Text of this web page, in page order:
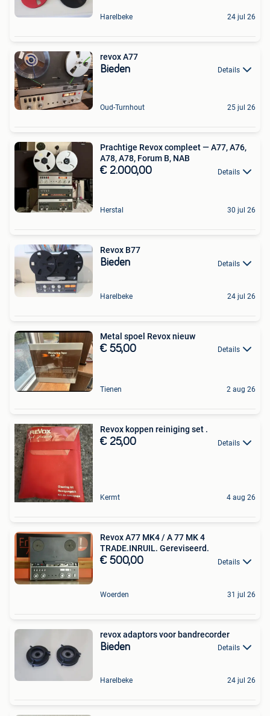
Harelbeke 24 jul 26
revox A77
Bieden Details
Oud-Turnhout 25 jul 26
Prachtige Revox compleet — A77, A76,
A78, A78, Forum B, NAB
€ 2.000,00 Details
Herstal 30 jul 26
Revox B77
Bieden Details
Harelbeke 24 jul 26
Metal spoel Revox nieuw
€ 55,00 Details
Tienen 2 aug 26
Revox koppen reiniging set .
€ 25,00 Details
Kermt 4 aug 26
Revox A77 MK4 / A 77 MK 4
TRADE.INRUIL. Gereviseerd.
€ 500,00 Details
Woerden 31 jul 26
revox adaptors voor bandrecorder
Bieden Details
Harelbeke 24 jul 26